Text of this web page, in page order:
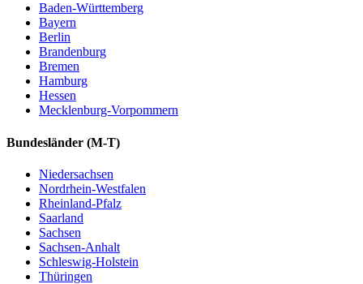
Baden-Württemberg
Bayern
Berlin
Brandenburg
Bremen
Hamburg
Hessen
Mecklenburg-Vorpommern
Bundesländer (M-T)
Niedersachsen
Nordrhein-Westfalen
Rheinland-Pfalz
Saarland
Sachsen
Sachsen-Anhalt
Schleswig-Holstein
Thüringen